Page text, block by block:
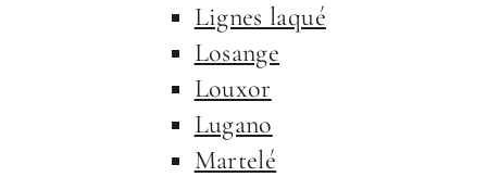
Lignes laqué
Losange
Louxor
Lugano
Martelé